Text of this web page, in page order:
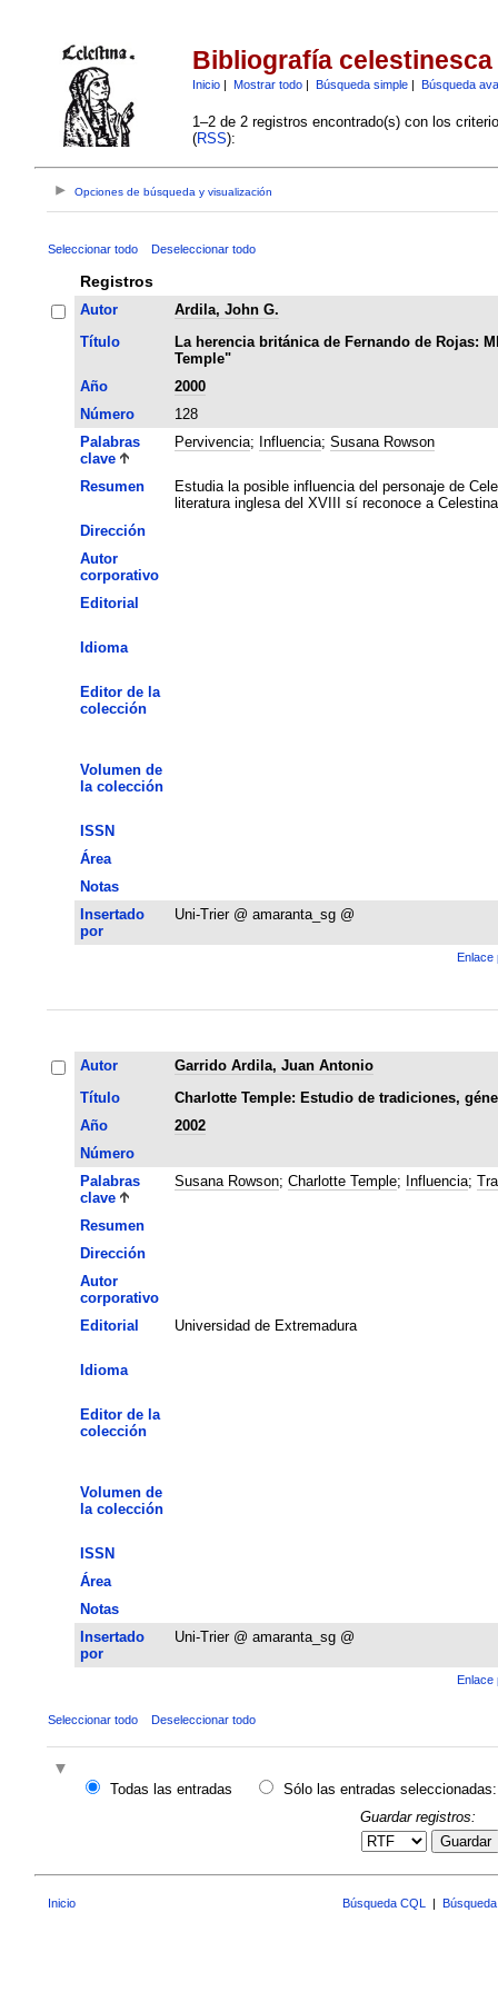
Bibliografía celestinesca
Inicio| Mostrar todo| Búsqueda simple| Búsqueda
1–2 de 2 registros encontrado(s) con los
(RSS):
Opciones de búsqueda y visualización
Seleccionar todo Deseleccionar todo
Registros
Autor
Ardila, John G.
Título
La herencia británica de Fernando de Rojas:
Temple"
Año
2000
Número
128
Palabras
clave
Pervivencia; Influencia; Susana Rowson
Resumen
Estudia la posible influencia del personaje de
literatura inglesa del XVIII sí reconoce a
Dirección
Autor
corporativo
Editorial
Idioma
Editor de la
colección
Volumen de
la colección
ISSN
Área
Notas
Insertado
por
Uni-Trier @ amaranta_sg @
Enlace
Autor
Garrido Ardila, Juan Antonio
Título
Charlotte Temple: Estudio de tradiciones,
Año
2002
Número
Palabras
clave
Susana Rowson; Charlotte Temple; Influencia;
Resumen
Dirección
Autor
corporativo
Editorial
Universidad de Extremadura
Idioma
Editor de la
colección
Volumen de
la colección
ISSN
Área
Notas
Insertado
por
Uni-Trier @ amaranta_sg @
Enlace
Seleccionar todo Deseleccionar todo
Todas las entradas
Sólo las entradas seleccionadas:
Guardar registros:
Guardar
Inicio Búsqueda CQL